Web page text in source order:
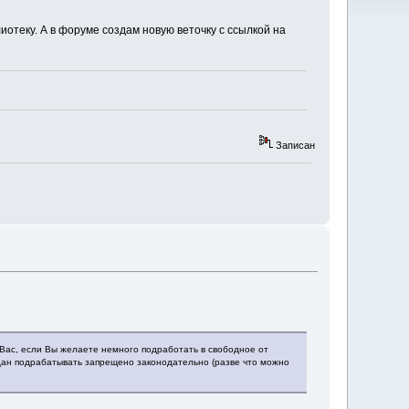
А в форуме создам новую веточку с ссылкой на
Записан
если Вы желаете немного подработать в свободное от
подрабатывать запрещено законодательно (разве что можно